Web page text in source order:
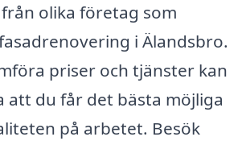
olika företag som
i Älandsbro.
priser och tjänster kan
att du får det bästa möjliga
på arbetet. Besök